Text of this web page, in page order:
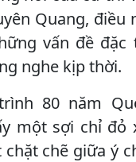
Quang, điều
vấn đề đặc
nghe kịp thời.
80 năm
một sợi chỉ đỏ
chẽ giữa ý